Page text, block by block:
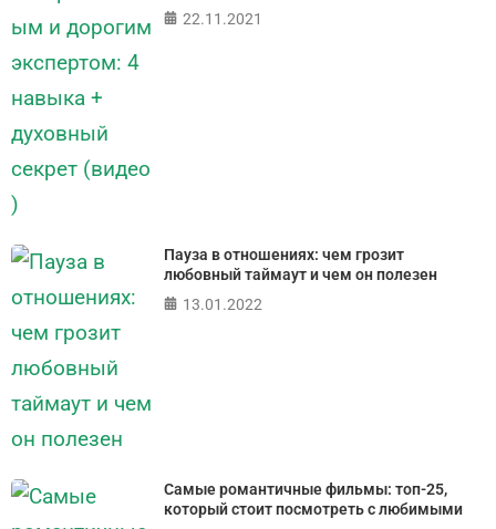
22.11.2021
Пауза в отношениях: чем грозит
любовный таймаут и чем он полезен
13.01.2022
Самые романтичные фильмы: топ-25,
который стоит посмотреть с любимыми